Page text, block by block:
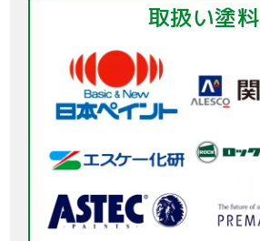
取扱い塗料